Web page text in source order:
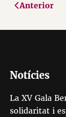
Anterior
Notícies
La XV Gala
solidaritat i